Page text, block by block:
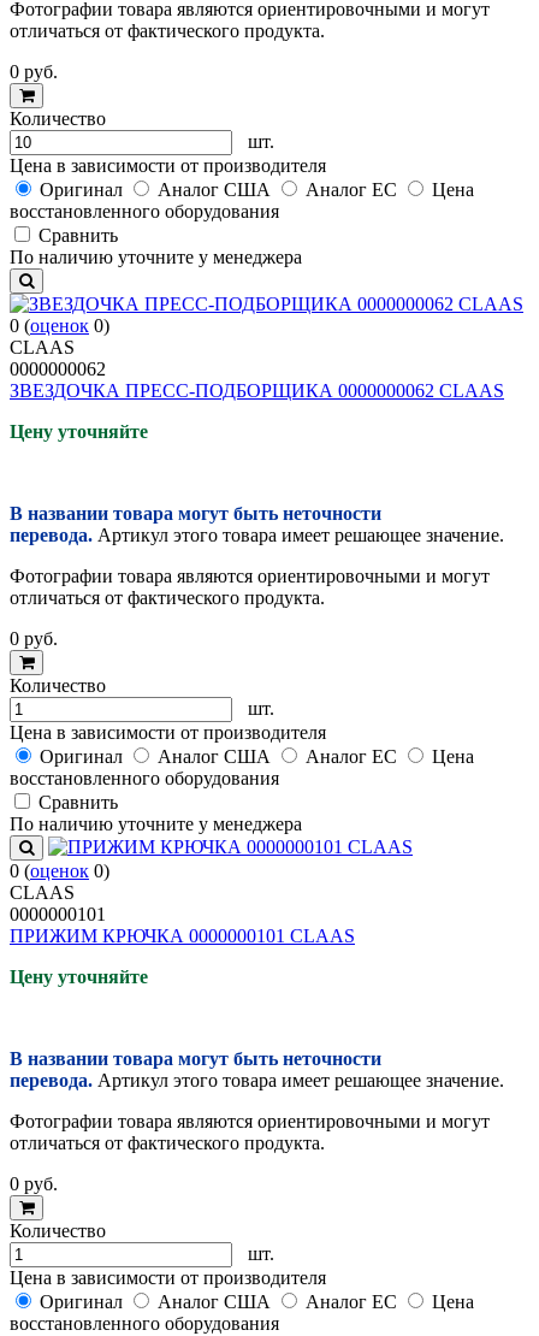
Фотографии товара являются ориентировочными и могут
отличаться от фактического продукта.
0 руб.
Количество
шт.
Цена в зависимости от производителя
Оригинал
Аналог США Аналог ЕС
Цена
восстановленного оборудования
Cравнить
По наличию уточните у менеджера
0 (оценок 0)
CLAAS
0000000062
ЗВЕЗДОЧКА ПРЕСС-ПОДБОРЩИКА 0000000062 CLAAS
Цену уточняйте
В названии товара могут быть неточности
перевода. Артикул этого товара имеет решающее значение.
Фотографии товара являются ориентировочными и могут
отличаться от фактического продукта.
0 руб.
Количество
шт.
Цена в зависимости от производителя
Оригинал
Аналог США Аналог ЕС
Цена
восстановленного оборудования
Cравнить
По наличию уточните у менеджера
0 (оценок 0)
CLAAS
0000000101
ПРИЖИМ КРЮЧКА 0000000101 CLAAS
Цену уточняйте
В названии товара могут быть неточности
перевода. Артикул этого товара имеет решающее значение.
Фотографии товара являются ориентировочными и могут
отличаться от фактического продукта.
0 руб.
Количество
шт.
Цена в зависимости от производителя
Оригинал
Аналог США Аналог ЕС
Цена
восстановленного оборудования